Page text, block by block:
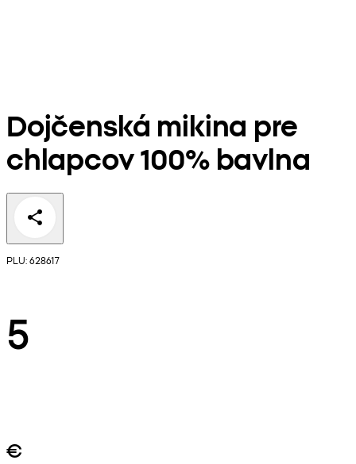
Dojčenská mikina pre
chlapcov 100% bavlna
PLU: 628617
5
€